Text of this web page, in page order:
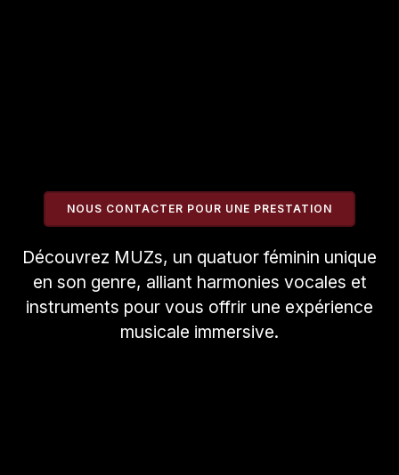
NOUS CONTACTER POUR UNE PRESTATION
Découvrez MUZs, un quatuor féminin unique
en son genre, alliant harmonies vocales et
instruments pour vous offrir une expérience
musicale immersive.